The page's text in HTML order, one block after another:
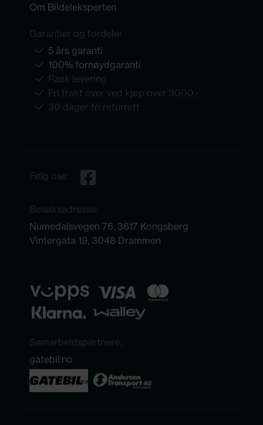
Om Bildeleksperten
Garantier og fordeler
5 års garanti
100% fornøydgaranti
Rask levering
Fri frakt over ved kjøp over 3000,-
30 dager fri returrett
Følg oss:
Besøksadresse:
Numedalsvegen 76, 3617 Kongsberg
Vintergata 19, 3048 Drammen
Samarbeidspartnere:
gatebil.no